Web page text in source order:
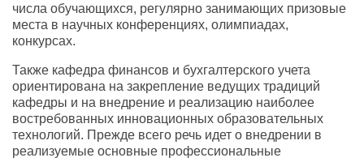
числа обучающихся, регулярно занимающих призовые
места в научных конференциях, олимпиадах,
конкурсах.
Также кафедра финансов и бухгалтерского учета
ориентирована на закрепление ведущих традиций
кафедры и на внедрение и реализацию наиболее
востребованных инновационных образовательных
технологий. Прежде всего речь идет о внедрении в
реализуемые основные профессиональные